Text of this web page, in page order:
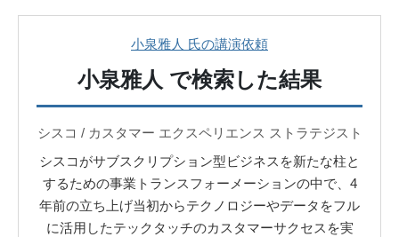
小泉雅人 氏の講演依頼
小泉雅人 で検索した結果
シスコ / カスタマー エクスペリエンス ストラテジスト
シスコがサブスクリプション型ビジネスを新たな柱と
するための事業トランスフォーメーションの中で、4
年前の立ち上げ当初からテクノロジーやデータをフル
に活用したテックタッチのカスタマーサクセスを実